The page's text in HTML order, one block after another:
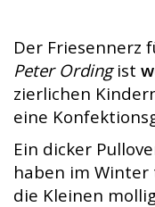
Der Friesennerz
Peter Ordingist
zierlichen
eine
Ein dicker
haben im
die Kleinen